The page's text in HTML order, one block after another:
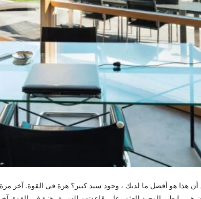
هذا هو أفضل ما لديك ، وجود سيد كبير؟ هزة في القوة. آخر